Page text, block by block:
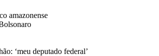
amazonense
‘meu deputado federal’